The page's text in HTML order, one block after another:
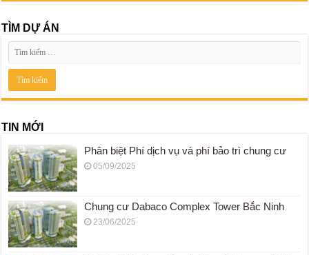
TÌM DỰ ÁN
TIN MỚI
Phân biệt Phí dịch vụ và phí bảo trì chung cư
05/09/2025
Chung cư Dabaco Complex Tower Bắc Ninh
23/06/2025